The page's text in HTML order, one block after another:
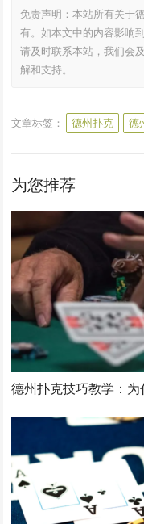
免责声明：本站所有关于
有。如本文中的内容影响
请及时联系本站，我们会
解和支持。
文章标签： 德州扑克 德
为您推荐
德州扑克技巧教学：